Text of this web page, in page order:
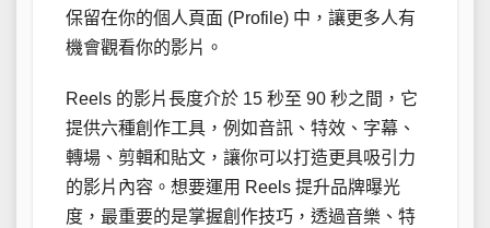
保留在你的個人頁面 (Profile) 中，讓更多人有
機會觀看你的影片。
Reels 的影片長度介於 15 秒至 90 秒之間，它
提供六種創作工具，例如音訊、特效、字幕、
轉場、剪輯和貼文，讓你可以打造更具吸引力
的影片內容。想要運用 Reels 提升品牌曝光
度，最重要的是掌握創作技巧，透過音樂、特